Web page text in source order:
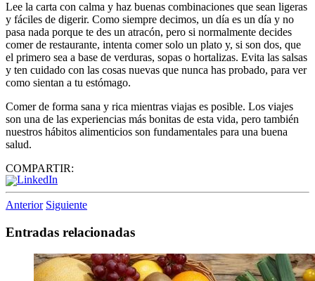
Lee la carta con calma y haz buenas combinaciones que sean ligeras
y fáciles de digerir. Como siempre decimos, un día es un día y no
pasa nada porque te des un atracón, pero si normalmente decides
comer de restaurante, intenta comer solo un plato y, si son dos, que
el primero sea a base de verduras, sopas o hortalizas. Evita las salsas
y ten cuidado con las cosas nuevas que nunca has probado, para ver
como sientan a tu estómago.
Comer de forma sana y rica mientras viajas es posible. Los viajes
son una de las experiencias más bonitas de esta vida, pero también
nuestros hábitos alimenticios son fundamentales para una buena
salud.
COMPARTIR:
Anterior Siguiente
Entradas relacionadas